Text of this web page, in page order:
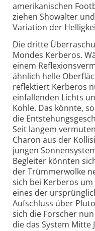
amerikanischen
ziehen Showalter
Variation der
Die dritte
Mondes Kerberos.
einem
ähnlich helle
reflektiert Kerberos
einfallenden Lichts
Kohle. Das könnte,
die
Seit langem
Charon aus der
jungen
Begleiter könnten
der Trümmerwolke
sich bei Kerberos
eines der
Aufschluss über
sich die Forscher
die das System Mitte